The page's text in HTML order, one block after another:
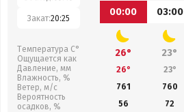
Закат:20:25
Температура С°
Ощущается как
Давление, мм
Влажность, %
Ветер, м/с
Вероятность
осадков, %
00:00
03:00
26° 23°
26° 23°
761
760
56
72